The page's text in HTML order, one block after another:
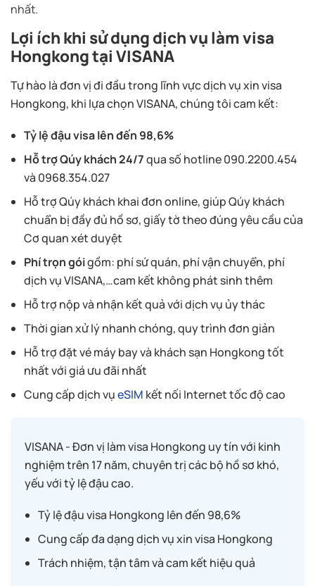
nhất.
Lợi ích khi sử dụng dịch vụ làm visa
Hongkong tại VISANA
Tự hào là đơn vị đi đầu trong lĩnh vực dịch vụ xin visa
Hongkong, khi lựa chọn VISANA, chúng tôi cam kết:
Tỷ lệ đậu visa lên đến 98,6%
Hỗ trợ Qúy khách 24/7qua số hotline 090.2200.454
và 0968.354.027
Hỗ trợ Qúy khách khai đơn online, giúp Qúy khách
chuẩn bị đầy đủ hồ sơ, giấy tờ theo đúng yêu cầu của
Cơ quan xét duyệt
Phí trọn góigồm: phí sứ quán, phí vận chuyển, phí
dịch vụ VISANA,…cam kết không phát sinh thêm
Hỗ trợ nộp và nhận kết quả với dịch vụ ủy thác
Thời gian xử lý nhanh chóng, quy trình đơn giản
Hỗ trợ đặt vé máy bay và khách sạn Hongkong tốt
nhất với giá ưu đãi nhất
Cung cấp dịch vụeSIM kết nối Internet tốc độ cao
VISANA - Đơn vị làm visa Hongkong uy tín với kinh
nghiệm trên 17 năm, chuyên trị các bộ hồ sơ khó,
yếu với tỷ lệ đậu cao.
Tỷ lệ đậu visa Hongkong lên đến 98,6%
Cung cấp đa dạng dịch vụ xin visa Hongkong
Trách nhiệm, tận tâm và cam kết hiệu quả